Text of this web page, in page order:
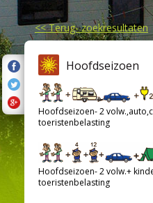
<<Terug- zoekresultaten
Hoofdseizoen
Hoofdseizoen- 2
toeristenbelasting
Hoofdseizoen- 2 volw.+
toeristenbelasting